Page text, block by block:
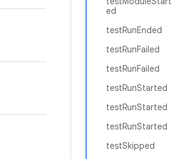
ed
testRunEnded
testRunFailed
testRunFailed
testRunStarted
testRunStarted
testRunStarted
testSkipped